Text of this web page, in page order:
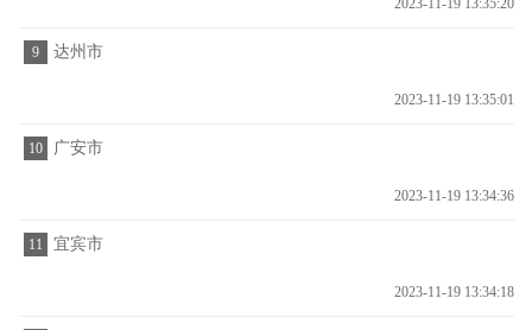
2023-11-19 13:35:20
9 达州市
2023-11-19 13:35:01
10 广安市
2023-11-19 13:34:36
11 宜宾市
2023-11-19 13:34:18